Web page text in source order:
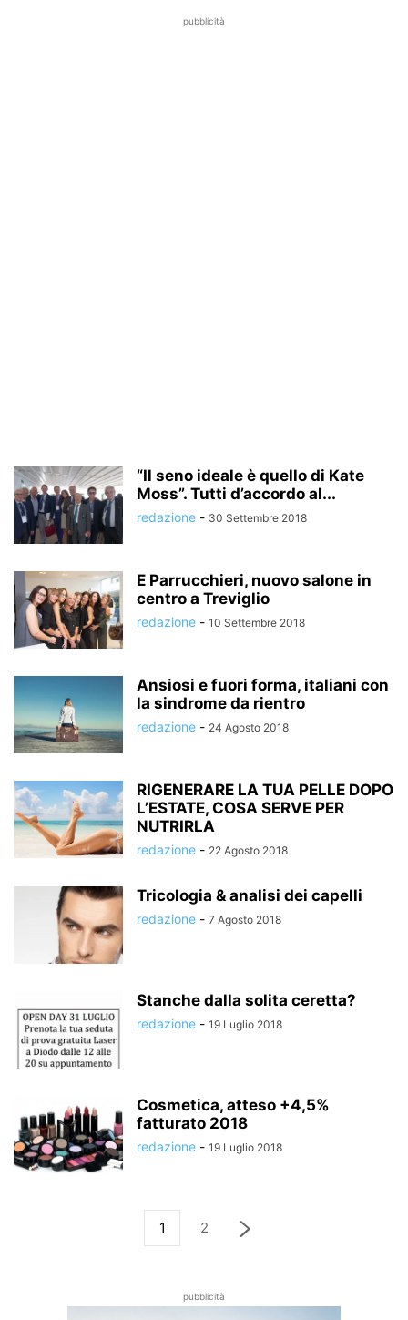
pubblicità
“Il seno ideale è quello di Kate
Moss”. Tutti d’accordo al...
redazione - 30 Settembre 2018
E Parrucchieri, nuovo salone in
centro a Treviglio
redazione - 10 Settembre 2018
Ansiosi e fuori forma, italiani con
la sindrome da rientro
redazione - 24 Agosto 2018
RIGENERARE LA TUA PELLE DOPO
L’ESTATE, COSA SERVE PER
NUTRIRLA
redazione - 22 Agosto 2018
Tricologia & analisi dei capelli
redazione - 7 Agosto 2018
Stanche dalla solita ceretta?
redazione - 19 Luglio 2018
Cosmetica, atteso +4,5%
fatturato 2018
redazione - 19 Luglio 2018
1 2
pubblicità